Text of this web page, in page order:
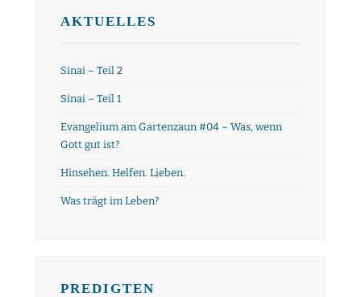
AKTUELLES
Sinai – Teil 2
Sinai – Teil 1
Evangelium am Gartenzaun #04 – Was, wenn
Gott gut ist?
Hinsehen. Helfen. Lieben.
Was trägt im Leben?
PREDIGTEN